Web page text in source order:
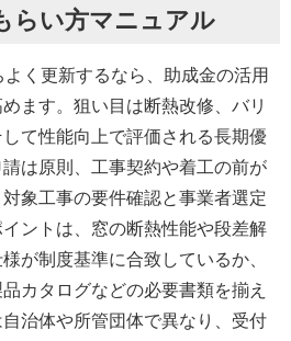
らい方マニュアル
く更新するなら、助成金の活用
ます。狙い目は断熱改修
バリ
して性能向上で評価される長期優
は原則、工事契約や着工の前が
対象工事の要件確認と事業者選定
ントは、窓の断熱性能や段差解
が制度基準に合致しているか、
品カタログなどの必要書類を揃え
治体や所管団体で異なり、受付